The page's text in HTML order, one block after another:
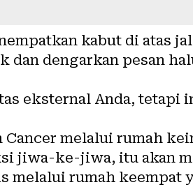
kabut di atas
dengarkan pesan
eksternal Anda, tetapi
melalui rumah
jiwa-ke-jiwa, itu akan
melalui rumah keempat